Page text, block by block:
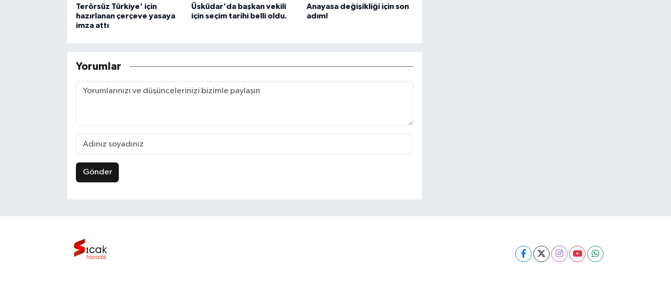
Terörsüz Türkiye' için
hazırlanan çerçeve yasaya
imza attı
Üsküdar'da başkan vekili
için seçim tarihi belli oldu.
Anayasa değişikliği için son
adım!
Yorumlar
Gönder